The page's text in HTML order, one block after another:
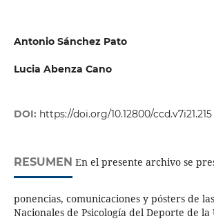
Antonio Sánchez Pato
Lucia Abenza Cano
DOI: https://doi.org/10.12800/ccd.v7i21.215
RESUMEN En el presente archivo se
ponencias, comunicaciones y pósters de
Nacionales de Psicología del Deporte de la